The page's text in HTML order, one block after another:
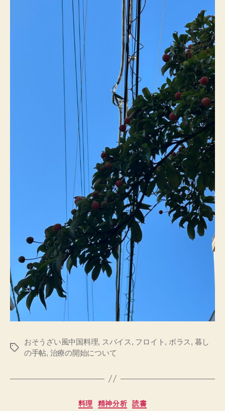
タ
おそうざい風中国料理, スパイス, フロイト , ボラス, 暮し
の手帖, 治療の開始について
カ
料理 精神分析 読書